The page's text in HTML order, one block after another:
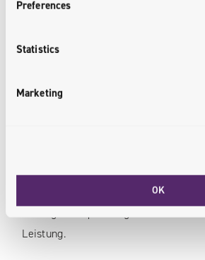
Preferences
Statistics
Marketing
OK
<performance.reviewed>
Wir kümmern uns um die
Leistung Ihrer Website mit Lazy
Demand Loading, Layout-Änderungen
Leistung.